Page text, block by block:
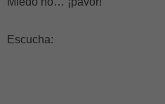
Escucha: